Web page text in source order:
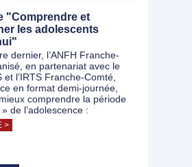
"Comprendre et
les adolescents
dernier, l’ANFH Franche-
en partenariat avec le
et l’IRTS Franche-Comté,
en format demi-journée,
comprendre la période
de l’adolescence :
>